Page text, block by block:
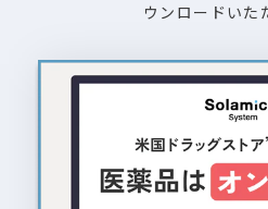
ウンロードいた